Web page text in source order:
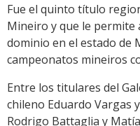
Fue el quinto título
Mineiro y que le
dominio en el estado de
campeonatos mineiros
Entre los titulares del
chileno Eduardo Vargas
Rodrigo Battaglia y